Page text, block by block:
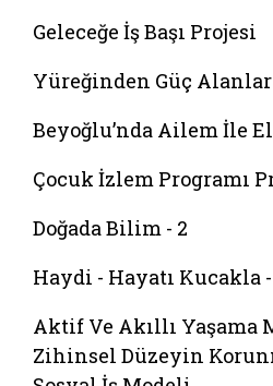
Geleceğe İş Başı Projesi
Yüreğinden Güç Alanlar
Beyoğlu’nda Ailem İle
Çocuk İzlem Programı
Doğada Bilim - 2
Haydi - Hayatı
Aktif Ve Akıllı Yaşama
Zihinsel Düzeyin